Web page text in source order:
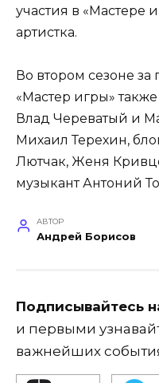
участия в «Мастере
артистка.
Во втором сезоне
«Мастер игры»
Влад Череватый и
Михаил Терехин,
Лютчак, Женя
музыкант Антоний
АВТОР
Андрей Борисов
Подписывайтесь
и первыми
важнейших